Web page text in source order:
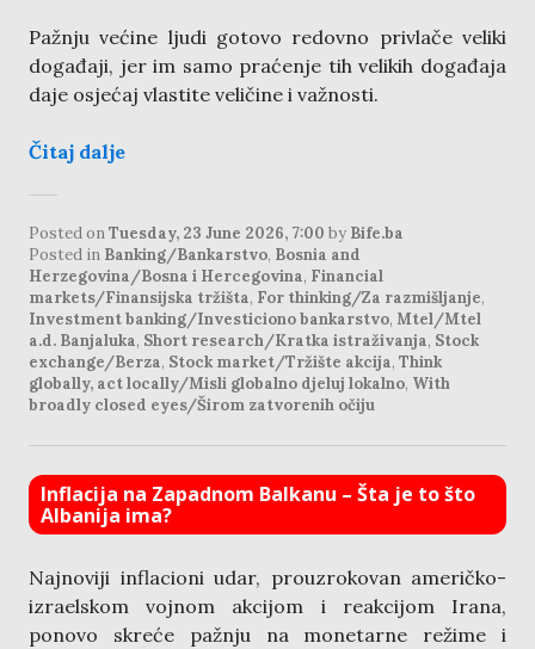
Pažnju većine ljudi gotovo redovno privlače veliki
događaji, jer im samo praćenje tih velikih događaja
daje osjećaj vlastite veličine i važnosti.
Čitaj dalje
Posted onTuesday, 23 June 2026, 7:00 by Bife.ba
Posted in Banking/Bankarstvo, Bosnia and
Herzegovina/Bosna i Hercegovina, Financial
markets/Finansijska tržišta, For thinking/Za razmišljanje,
Investment banking/Investiciono bankarstvo, Mtel/Mtel
a.d. Banjaluka, Short research/Kratka istraživanja, Stock
exchange/Berza, Stock market/Tržište akcija, Think
globally, act locally/Misli globalno djeluj lokalno, With
broadly closed eyes/Širom zatvorenih očiju
Inflacija na Zapadnom Balkanu – Šta je to što
Albanija ima?
Najnoviji inflacioni udar, prouzrokovan američko-
izraelskom vojnom akcijom i reakcijom Irana,
ponovo skreće pažnju na monetarne režime i